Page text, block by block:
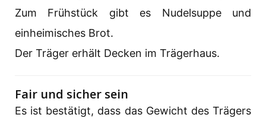
Zum Frühstück gibt es Nudelsuppe und
einheimisches Brot.
Der Träger erhält Decken im Trägerhaus.
Fair und sicher sein
Es ist bestätigt, dass das Gewicht des Trägers